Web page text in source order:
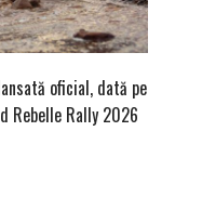
oficial, dată pe
Rebelle Rally 2026